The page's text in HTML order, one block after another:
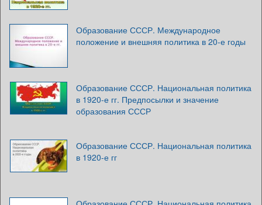
Образование СССР. Международное
положение и внешняя политика в 20-е годы
Образование СССР. Национальная политика
в 1920-е гг. Предпосылки и значение
образования СССР
Образование СССР. Национальная политика
в 1920-е гг